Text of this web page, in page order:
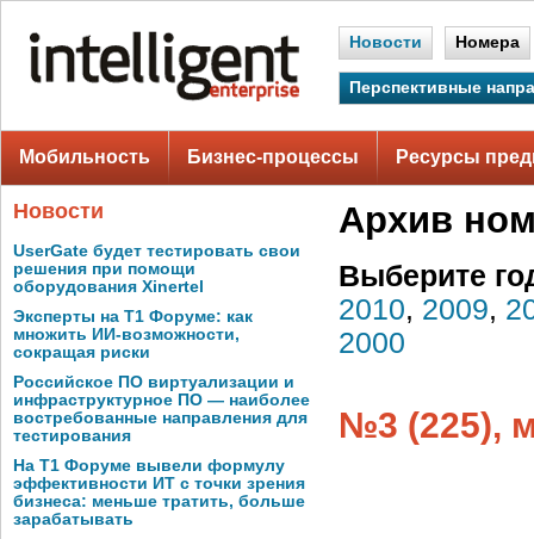
Новости Номера
Перспективные
Мобильность Бизнес-процессы Ресурсы
Новости
UserGate будет тестировать свои
решения при помощи
оборудования Xinertel
Эксперты на Т1 Форуме: как
множить ИИ-возможности,
сокращая риски
Российское ПО виртуализации и
инфраструктурное ПО — наиболее
востребованные направления для
тестирования
На Т1 Форуме вывели формулу
эффективности ИТ с точки зрения
бизнеса: меньше тратить, больше
зарабатывать
Архив
Выберите
2010, 2009,
2000
№3 (225),